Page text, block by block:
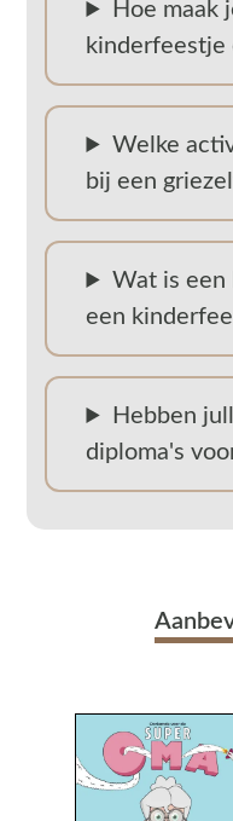
Hoe maak
kinderfeestje
Welke
bij een
Wat is een
een
Hebben
diploma's